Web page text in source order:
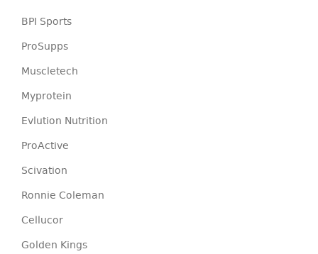
BPI Sports
ProSupps
Muscletech
Myprotein
Evlution Nutrition
ProActive
Scivation
Ronnie Coleman
Cellucor
Golden Kings